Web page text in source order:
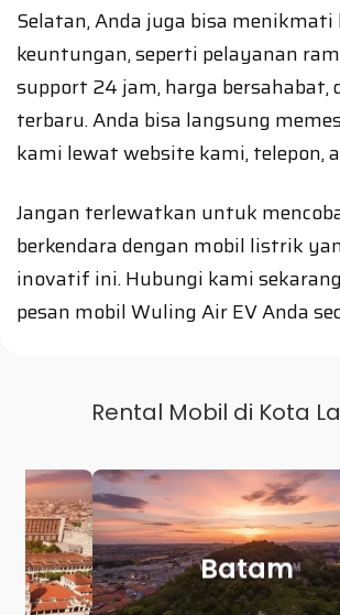
Selatan, Anda juga bisa menikmati
keuntungan, seperti pelayanan
support 24 jam, harga bersahabat,
terbaru. Anda bisa langsung
kami lewat website kami, telepon,
Jangan terlewatkan untuk
berkendara dengan mobil listrik
inovatif ini. Hubungi kami
pesan mobil Wuling Air EV Anda
Rental Mobil di Kota
Makassar